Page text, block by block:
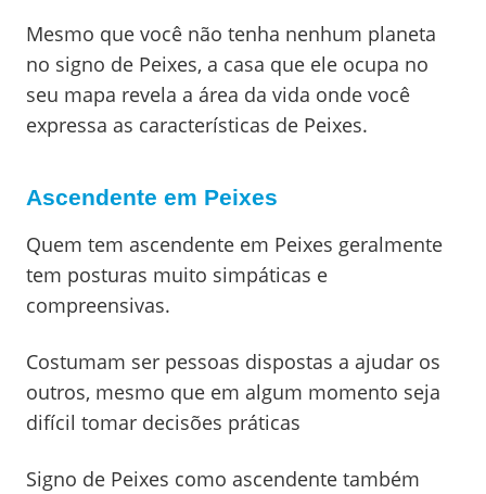
Mesmo que você não tenha nenhum planeta
no signo de Peixes, a casa que ele ocupa no
seu mapa revela a área da vida onde você
expressa as características de Peixes.
Ascendente em Peixes
Quem tem ascendente em Peixes geralmente
tem posturas muito simpáticas e
compreensivas.
Costumam ser pessoas dispostas a ajudar os
outros, mesmo que em algum momento seja
difícil tomar decisões práticas
Signo de Peixes como ascendente também